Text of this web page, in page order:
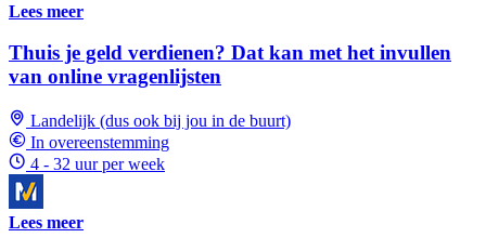
Lees meer
Thuis je geld verdienen? Dat kan met het invullen
van online vragenlijsten
Landelijk (dus ook bij jou in de buurt)
In overeenstemming
4 - 32 uur per week
Lees meer